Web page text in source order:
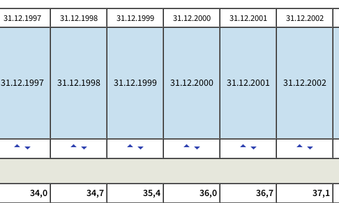
31.12.1997 31.12.1998 31.12.1999 31.12.2000 31.12.2001 31.12.2002
31.12.1997 31.12.1998 31.12.1999 31.12.2000 31.12.2001 31.12.2002
34,0 34,7 35,4 36,0 36,7
37,1